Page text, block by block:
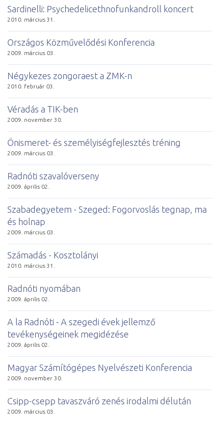
Sardinelli: Psychedelicethnofunkandroll koncert
2010. március 31.
Országos Közművelődési Konferencia
2009. március 03.
Négykezes zongoraest a ZMK-n
2010. február 03.
Véradás a TIK-ben
2009. november 30.
Önismeret- és személyiségfejlesztés tréning
2009. március 03.
Radnóti szavalóverseny
2009. április 02.
Szabadegyetem - Szeged: Fogorvoslás tegnap, ma
és holnap
2009. március 03.
Számadás - Kosztolányi
2010. március 31.
Radnóti nyomában
2009. április 02.
A la Radnóti - A szegedi évek jellemző
tevékenységeinek megidézése
2009. április 02.
Magyar Számítógépes Nyelvészeti Konferencia
2009. november 30.
Csipp-csepp tavaszváró zenés irodalmi délután
2009. március 03.